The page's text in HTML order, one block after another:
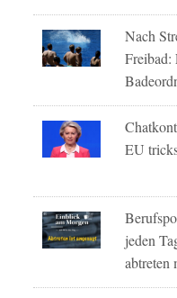
Nach
Freibad:
EU
jeden
abtreten